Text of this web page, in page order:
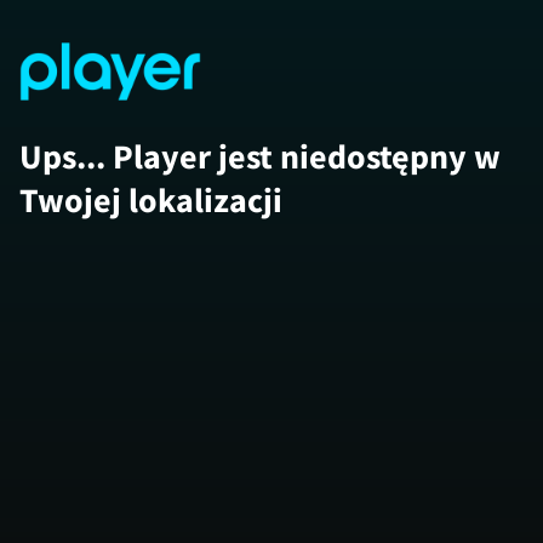
Ups... Player jest niedostępny w
Twojej lokalizacji